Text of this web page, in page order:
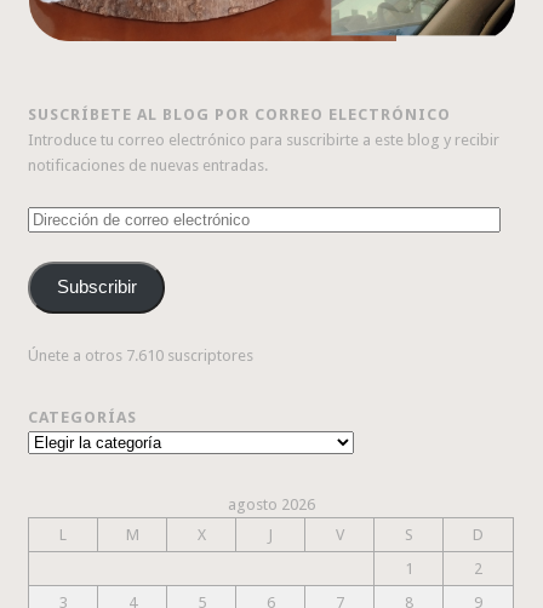
SUSCRÍBETE AL BLOG POR CORREO ELECTRÓNICO
Introduce tu correo electrónico para suscribirte a este blog y recibir
notificaciones de nuevas entradas.
Dirección
correo
electrónico
Subscribir
Únete a otros 7.610 suscriptores
CATEGORÍAS
Categorías
agosto 2026
L
M X J V S
D
1
2
3
4 5 6 7 8
9